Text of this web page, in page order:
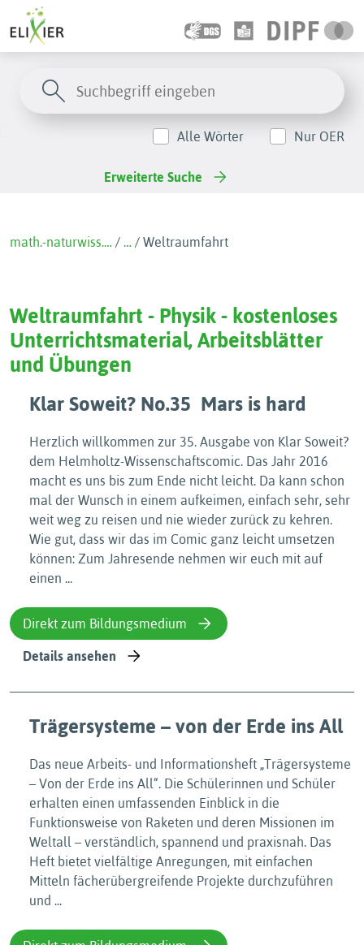
Alle Wörter Nur OER
Erweiterte Suche
math.-naturwiss.… / … / Weltraumfahrt
Weltraumfahrt - Physik - kostenloses
Unterrichtsmaterial, Arbeitsblätter
und Übungen
Klar Soweit? No.35  Mars is hard
Herzlich willkommen zur 35. Ausgabe von Klar Soweit? 
dem Helmholtz-Wissenschaftscomic. Das Jahr 2016
macht es uns bis zum Ende nicht leicht. Da kann schon
mal der Wunsch in einem aufkeimen, einfach sehr, sehr
weit weg zu reisen und nie wieder zurück zu kehren.
Wie gut, dass wir das im Comic ganz leicht umsetzen
können: Zum Jahresende nehmen wir euch mit auf
einen ...
Direkt zum Bildungsmedium
Details ansehen
Trägersysteme – von der Erde ins All
Das neue Arbeits- und Informationsheft „Trägersysteme
– Von der Erde ins All“. Die Schülerinnen und Schüler
erhalten einen umfassenden Einblick in die
Funktionsweise von Raketen und deren Missionen im
Weltall – verständlich, spannend und praxisnah. Das
Heft bietet vielfältige Anregungen, mit einfachen
Mitteln fächerübergreifende Projekte durchzuführen
und ...